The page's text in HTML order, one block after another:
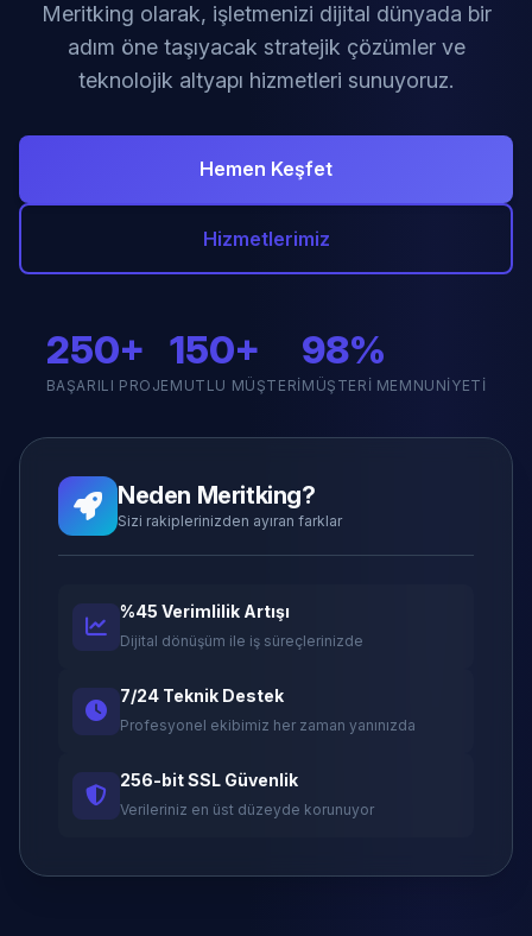
Meritking olarak, işletmenizi dijital dünyada bir
adım öne taşıyacak stratejik çözümler ve
teknolojik altyapı hizmetleri sunuyoruz.
Hemen Keşfet
Hizmetlerimiz
250+
BAŞARILI PROJE
150+
MUTLU MÜŞTERI
98%
MÜŞTERI MEMNUNIYETI
Neden Meritking?
Sizi rakiplerinizden ayıran farklar
%45 Verimlilik Artışı
Dijital dönüşüm ile iş süreçlerinizde
7/24 Teknik Destek
Profesyonel ekibimiz her zaman yanınızda
256-bit SSL Güvenlik
Verileriniz en üst düzeyde korunuyor